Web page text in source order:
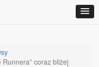
coraz bliżej